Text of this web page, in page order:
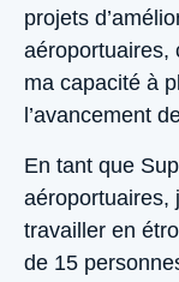
projets
aéroportuaires,
ma capacité à
l’avancement
En tant que
aéroportuaires,
travailler en
de 15